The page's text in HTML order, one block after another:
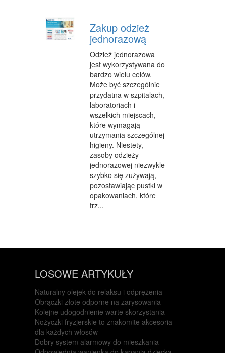
Zakup odzież
jednorazową
Odzież jednorazowa
jest wykorzystywana do
bardzo wielu celów.
Może być szczególnie
przydatna w szpitalach,
laboratoriach i
wszelkich miejscach,
które wymagają
utrzymania szczególnej
higieny. Niestety,
zasoby odzieży
jednorazowej niezwykle
szybko się zużywają,
pozostawiając pustki w
opakowaniach, które
trz...
LOSOWE ARTYKUŁY
Naturalny olejek do relaksu i odprężenia
Obrączki złote odporne na zarysowania
Kolejne udogodnienie warte skorzystania
Nożyczki fryzjerskie to znakomite akcesoria
dla każdych włosów
Dobry system alarmowy do mieszkania